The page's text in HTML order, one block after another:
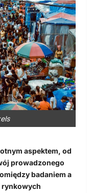
aspektem, od
prowadzonego
badaniem a
rynkowych